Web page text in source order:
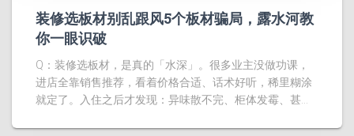
装修选板材别乱跟风5个板材骗局，露水河教
你一眼识破
Q：装修选板材，是真的「水深」。很多业主没做功课，
进店全靠销售推荐，看着价格合适、话术好听，稀里糊涂
就定了。入住之后才发现：异味散不完、柜体发霉、甚…